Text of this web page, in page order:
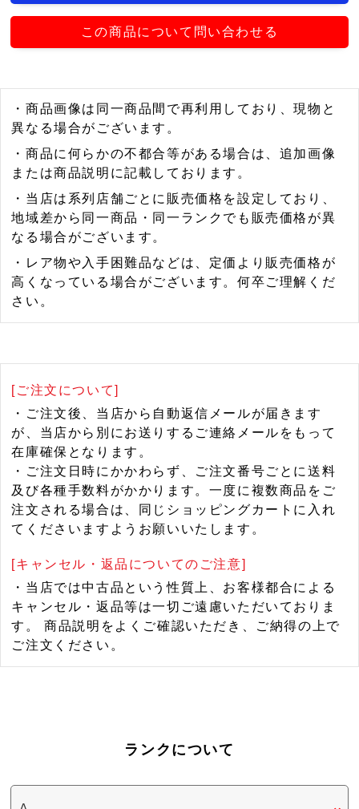
この商品について問い合わせる
・商品画像は同一商品間で再利用しており、現物と
異なる場合がございます。
・商品に何らかの不都合等がある場合は、追加画像
または商品説明に記載しております。
・当店は系列店舗ごとに販売価格を設定しており、
地域差から同一商品・同一ランクでも販売価格が異
なる場合がございます。
・レア物や入手困難品などは、定価より販売価格が
高くなっている場合がございます。何卒ご理解くだ
さい。
[ご注文について]
・ご注文後、当店から自動返信メールが届きます
が、当店から別にお送りするご連絡メールをもって
在庫確保となります。
・ご注文日時にかかわらず、ご注文番号ごとに送料
及び各種手数料がかかります。一度に複数商品をご
注文される場合は、同じショッピングカートに入れ
てくださいますようお願いいたします。
[キャンセル・返品についてのご注意]
・当店では中古品という性質上、お客様都合による
キャンセル・返品等は一切ご遠慮いただいておりま
す。 商品説明をよくご確認いただき、ご納得の上で
ご注文ください。
ランクについて